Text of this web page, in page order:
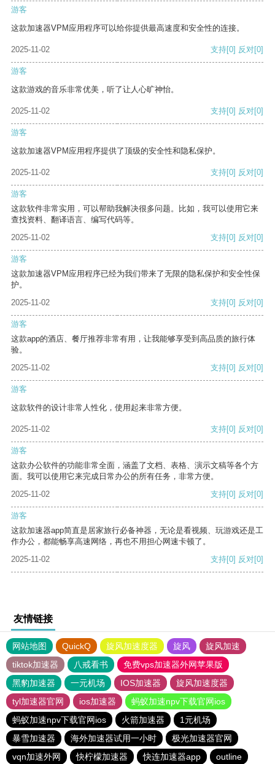
游客
这款加速器VPM应用程序可以给你提供最高速度和安全性的连接。
2025-11-02 支持[0] 反对[0]
游客
这款游戏的音乐非常优美，听了让人心旷神怡。
2025-11-02 支持[0] 反对[0]
游客
这款加速器VPM应用程序提供了顶级的安全性和隐私保护。
2025-11-02 支持[0] 反对[0]
游客
这款软件非常实用，可以帮助我解决很多问题。比如，我可以使用它来
查找资料、翻译语言、编写代码等。
2025-11-02
支持[0] 反对[0]
游客
这款加速器VPM应用程序已经为我们带来了无限的隐私保护和安全性保
护。
2025-11-02
支持[0] 反对[0]
游客
这款app的酒店、餐厅推荐非常有用，让我能够享受到高品质的旅行体
验。
2025-11-02
支持[0] 反对[0]
游客
这款软件的设计非常人性化，使用起来非常方便。
2025-11-02 支持[0] 反对[0]
游客
这款办公软件的功能非常全面，涵盖了文档、表格、演示文稿等各个方
面。我可以使用它来完成日常办公的所有任务，非常方便。
2025-11-02
支持[0] 反对[0]
游客
这款加速器app简直是居家旅行必备神器，无论是看视频、玩游戏还是工
作办公，都能畅享高速网络，再也不用担心网速卡顿了。
2025-11-02
支持[0] 反对[0]
友情链接
网站地图 QuickQ 旋风加速度器 旋风
旋风加速
tiktok加速器
八戒看书
免费vps加速器外网苹果版
黑豹加速器
一元机场 IOS加速器
旋风加速度器
tyl加速器官网
ios加速器
蚂蚁加速npv下载官网ios
蚂蚁加速npv下载官网ios
火箭加速器
1元机场
暴雪加速器
海外加速器试用一小时
极光加速器官网
vqn加速外网
快柠檬加速器 快连加速器app outline